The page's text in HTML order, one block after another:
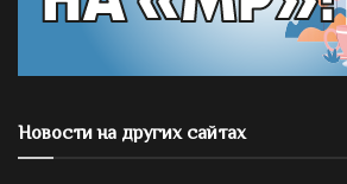
Новости на других сайтах